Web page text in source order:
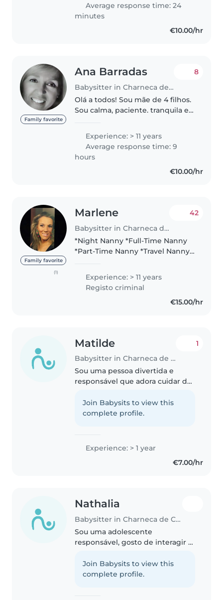
love using to engage little..
Average response time: 24
minutes
€10.00/hr
Family favorite
Ana Barradas
Babysitter in Charneca de Caparica
8
Olá a todos! Sou mãe de 4 filhos.
Sou calma, paciente. tranquila e
rodeada de criaças, sendo
babysitter há muitos anos! Faço
acompanhamento de mães e
de..
Experience: > 11 years
Average response time: 9
hours
€10.00/hr
Family favorite
(1)
Marlene
Babysitter in Charneca de Caparica
42
*Night Nanny *Full-Time Nanny
*Part-Time Nanny *Travel Nanny
and i've been working as a
Nanny for more than 20 years in
Experience: > 11 years
Registo criminal
€15.00/hr
Matilde
Babysitter in Charneca de Caparica
1
Sou uma pessoa divertida e
responsável que adora cuidar de
um ano com bebés e crianças
pequenas e gosto de ler, música
Join Babysits to view this
complete profile.
Experience: > 1 year
€7.00/hr
Nathalia
Babysitter in Charneca de Caparica
Sou uma adolescente
responsável, gosto de interagir e
da idade,gosto de brincar e fazer
desportos e ajudar nas tarefas da
Join Babysits to view this
complete profile.